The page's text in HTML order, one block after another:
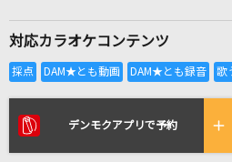
全国りれ
リアルタイムで歌われ
対応カラオケコンテンツ
デンモクアプリで予約